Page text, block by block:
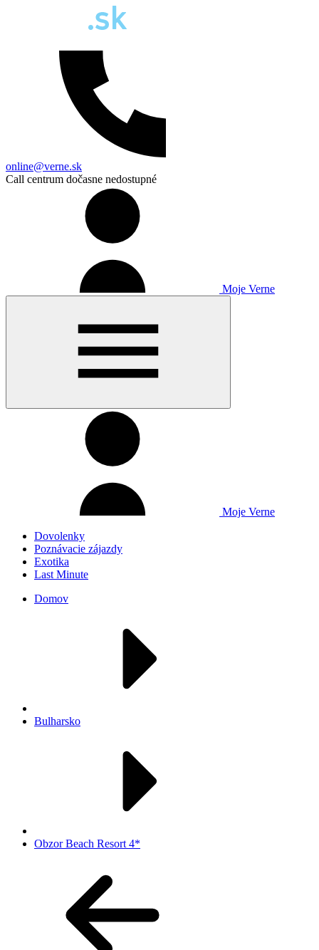
online@verne.sk
Call centrum dočasne nedostupné
Moje Verne
Moje Verne
Dovolenky
Poznávacie zájazdy
Exotika
Last Minute
Domov
Bulharsko
Obzor Beach Resort 4*